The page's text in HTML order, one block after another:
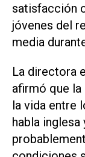
satisfacción
jóvenes del
media
La directora
afirmó que
la vida entre
habla